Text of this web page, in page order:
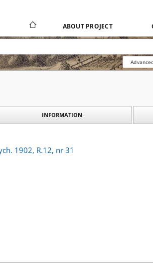
ABOUT PROJECT
INFORMATION
1902, R.12, nr 31